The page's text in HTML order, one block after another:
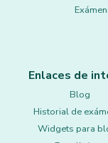
Enlaces de
Blog
Historial de
Widgets para